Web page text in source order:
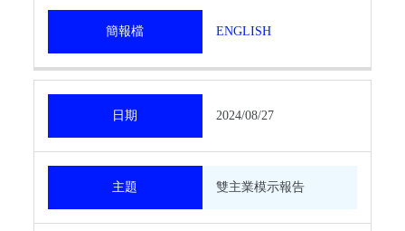
簡報檔 ENGLISH
日期 2024/08/27
主題 雙主業模示報告